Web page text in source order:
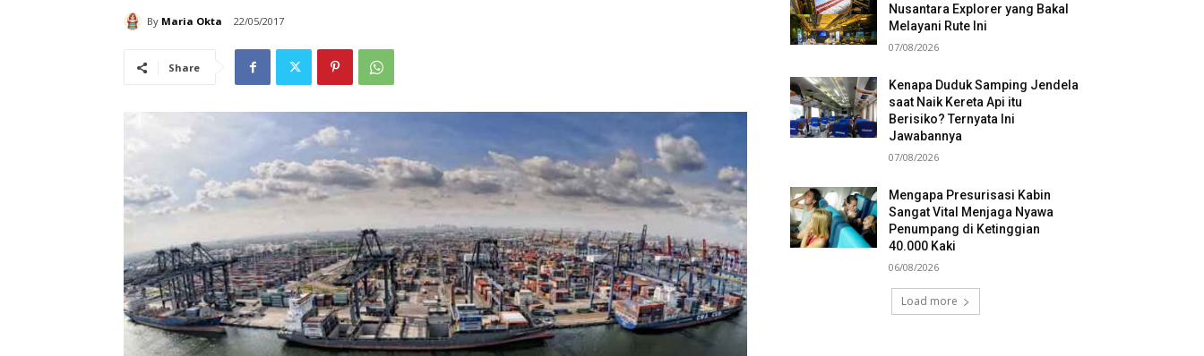
By Maria Okta 22/05/2017
Share
Nusantara Explorer yang Bakal
Melayani Rute Ini
07/08/2026
Kenapa Duduk Samping Jendela
saat Naik Kereta Api itu
Berisiko? Ternyata Ini
Jawabannya
07/08/2026
Mengapa Presurisasi Kabin
Sangat Vital Menjaga Nyawa
Penumpang di Ketinggian
40.000 Kaki
06/08/2026
Load more